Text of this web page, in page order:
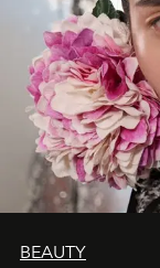
BEAUTY